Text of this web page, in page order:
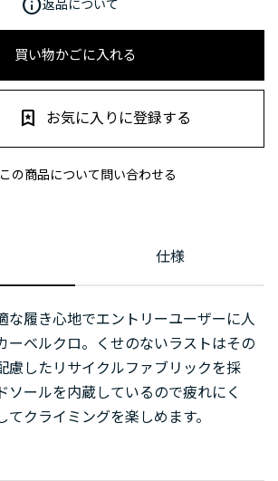
買い物かごに入れる
この商品について問い合わせる
お気に入りに登録する
返品について
仕様
な履き心地でエントリーユーザーに人
ーベルクロ。くせのないラストはその
慮したリサイクルファブリックを採
ソールを内蔵しているので疲れにく
てクライミングを楽しめます。